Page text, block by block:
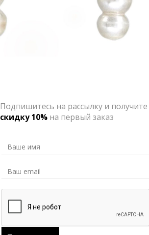
Подпишитесь на рассылку и получите
скидку 10%на первый заказ